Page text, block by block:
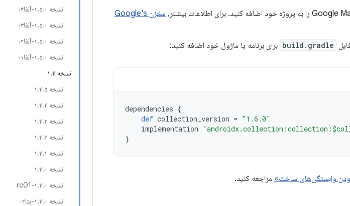
نسخه ۱.۵.۰-آلفا۰۴
نسخه ۱.۵.۰-آلفا۰۳
نسخه ۱.۵.۰-آلفا۰۲
نسخه ۱.۵.۰-آلفا۰۱
نسخه ۱.۴
نسخه ۱.۴.۵
نسخه ۱.۴.۴
نسخه ۱.۴.۳
نسخه ۱.۴.۲
نسخه ۱.۴.۱
نسخه ۱.۴.۰
نسخه ۱.۴.۰-rc01
نسخه ۱.۴.۰-بتا۰۲
مخزن Google's
build.gradle برای برنامه یا ماژول خود اضافه کنید:
dependencies {
def collection_version = "1.6.0"
implementation
}
وابستگی‌های ساخت» مراجعه کنید.